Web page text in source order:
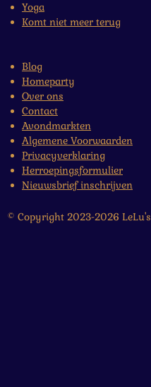
Yoga
Komt niet meer terug
Blog
Homeparty
Over ons
Contact
Avondmarkten
Algemene Voorwaarden
Privacyverklaring
Herroepingsformulier
Nieuwsbrief inschrijven
© Copyright 2023-2026 LeLu's